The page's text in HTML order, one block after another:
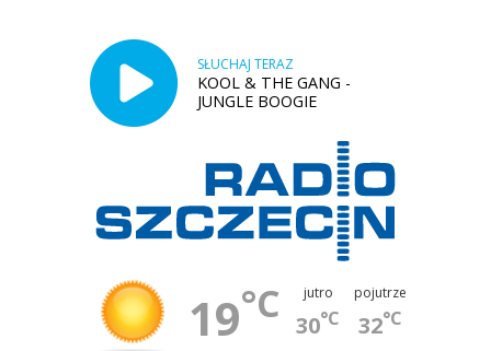
SŁUCHAJ TERAZ
KOOL & THE GANG -
JUNGLE BOOGIE
19°C jutro
30°C
pojutrze
32°C